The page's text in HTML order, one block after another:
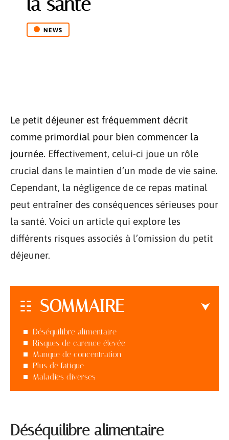
NEWS
Le petit déjeuner est fréquemment décrit
comme primordial pour bien commencer la
journée. Effectivement, celui-ci joue un rôle
crucial dans le maintien d’un mode de vie saine.
Cependant, la négligence de ce repas matinal
peut entraîner des conséquences sérieuses pour
la santé. Voici un article qui explore les
différents risques associés à l’omission du petit
déjeuner.
SOMMAIRE
Déséquilibre alimentaire
Risques de carence élevée
Manque de concentration
Plus de fatigue
Maladies diverses
Déséquilibre alimentaire